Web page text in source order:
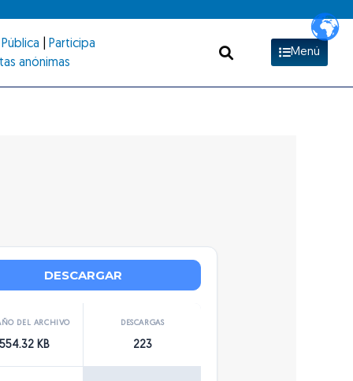
Participa
anónimas
Menú
DESCARGAR
DEL ARCHIVO
554.32 KB
DESCARGAS
223